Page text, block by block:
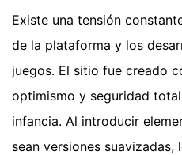
Existe una tensión
de la plataforma y los
juegos. El sitio fue creado
optimismo y seguridad
infancia. Al introducir
sean versiones suavizadas,